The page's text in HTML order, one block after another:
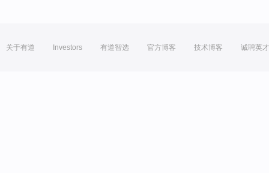
关于有道 Investors 有道智选 官方博客 技术博客 诚聘英才